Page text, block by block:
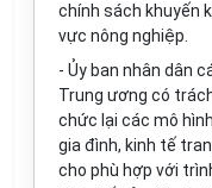
chính sách khuyến
vực nông nghiệp.
- Ủy ban nhân dân
Trung ương có
chức lại các mô
gia đình, kinh tế
cho phù hợp với